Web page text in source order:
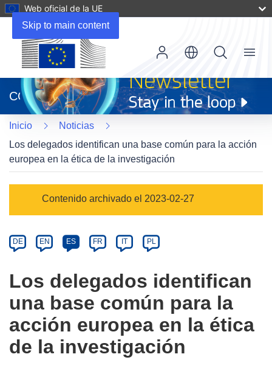
Skip to main content
Web oficial de la UE
abrirá
en
una
nueva
ventana)
CORDIS
Menu
Inicio
Noticias
Los delegados identifican una base común para la acción
europea en la ética de la investigación
Category
Contenido archivado el 2023-02-27
Article
available
the
following
languages:
DE EN ES FR IT PL
Los delegados identifican
una base común para la
acción europea en la ética
de la investigación